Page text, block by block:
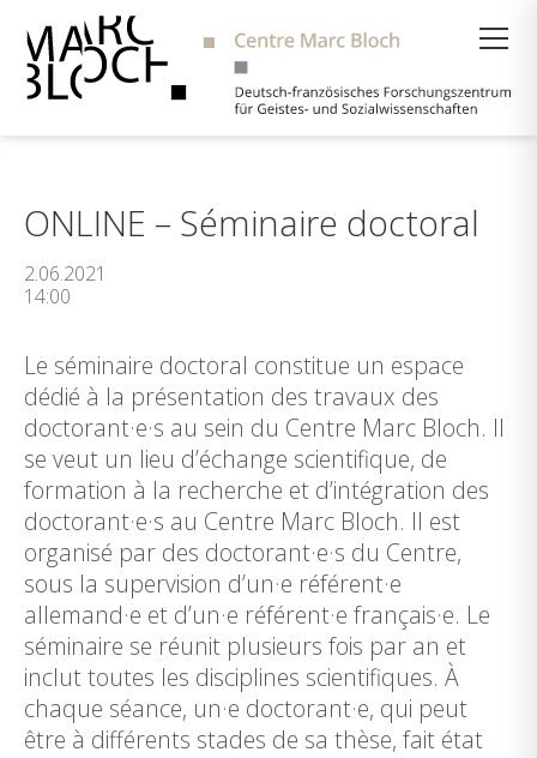
ONLINE – Séminaire doctoral
2.06.2021
14:00
Le séminaire doctoral constitue un espace
dédié à la présentation des travaux des
doctorant·e·s au sein du Centre Marc Bloch. Il
se veut un lieu d’échange scientifique, de
formation à la recherche et d’intégration des
doctorant·e·s au Centre Marc Bloch. Il est
organisé par des doctorant·e·s du Centre,
sous la supervision d’un·e référent·e
allemand·e et d’un·e référent·e français·e. Le
séminaire se réunit plusieurs fois par an et
inclut toutes les disciplines scientifiques. À
chaque séance, un·e doctorant·e, qui peut
être à différents stades de sa thèse, fait état